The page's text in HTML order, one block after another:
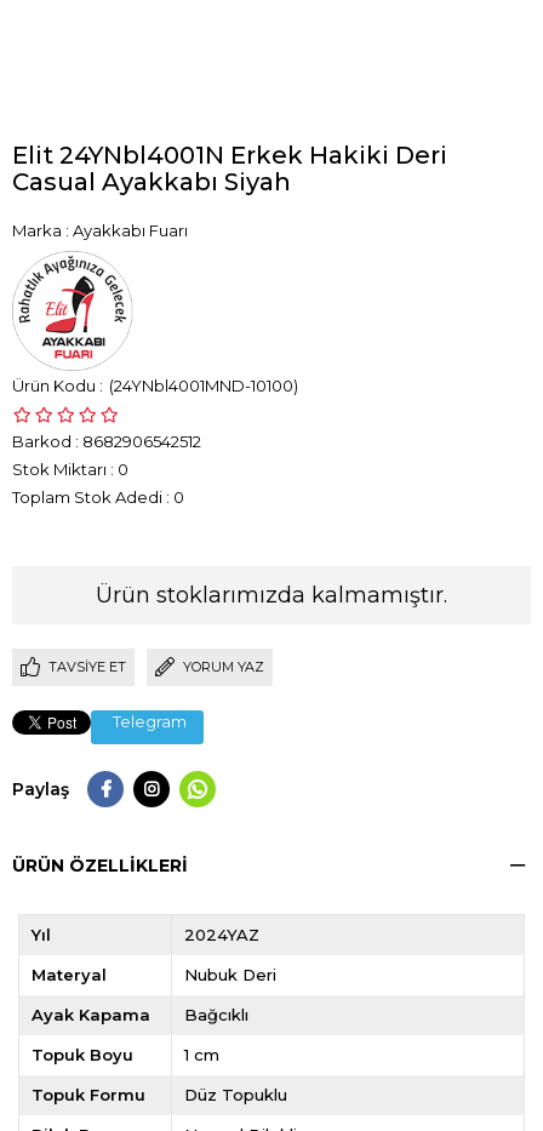
Elit 24YNbl4001N Erkek Hakiki Deri
Casual Ayakkabı Siyah
Marka : Ayakkabı Fuarı
(24YNbl4001MND-10100)
Barkod : 8682906542512
Stok Miktarı : 0
Toplam Stok Adedi : 0
Ürün stoklarımızda kalmamıştır.
TAVSIYE ET YORUM YAZ
Telegram
Paylaş
ÜRÜN ÖZELLIKLERI
Yıl 2024YAZ
Materyal Nubuk Deri
Ayak Kapama Bağcıklı
Topuk Boyu 1 cm
Topuk Formu Düz Topuklu